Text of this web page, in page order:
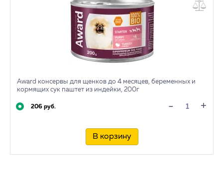
Award консервы для щенков до 4 месяцев, беременных и
кормящих сук паштет из индейки, 200г
206 руб. - +
В корзину